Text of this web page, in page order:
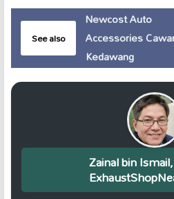
See also
Newcost Auto
Accessories
Kedawang
Zainal bin